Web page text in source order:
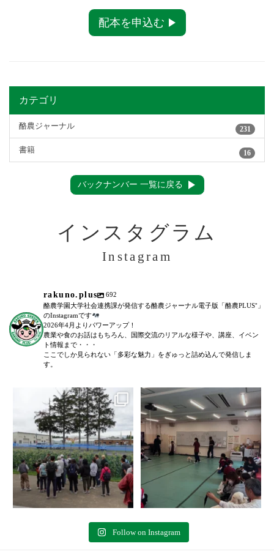
配本を申込む
カテゴリ
酪農ジャーナル 231
書籍 16
バックナンバー 一覧に戻る
インスタグラム
Instagram
rakuno.plus
692
酪農学園大学社会連携課が発信する酪農ジャーナル電子版「酪農PLUS⁺」
のInstagramです
2026年4月よりパワーアップ！
農業や食のお話はもちろん、国際交流のリアルな様子や、講座、イベン
ト情報まで・・・
ここでしか見られない「多彩な魅力」をぎゅっと詰め込んで発信しま
す。
＼農場見学講座を開催しました！
／...
102 0
「後期募集開始！」
6月27日(土)に、全5回に渡る犬のし
つけ教室(前期)が終了いたしまし
た。...
77 0
Follow on Instagram